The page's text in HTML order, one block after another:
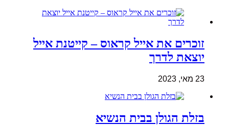
זוכרים את אייל קראוס – קייטנת אייל
יוצאת לדרך
23 מאי, 2023
בזלת הגולן בבית הנשיא